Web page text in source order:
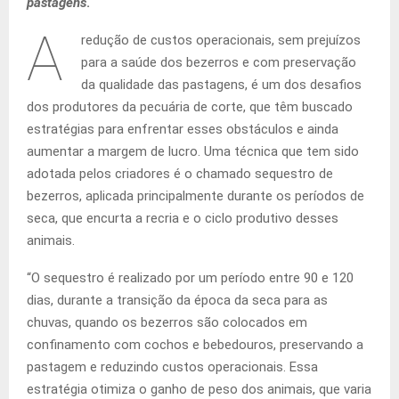
A
redução de custos operacionais, sem prejuízos
para a saúde dos bezerros e com preservação
da qualidade das pastagens, é um dos desafios
dos produtores da pecuária de corte, que têm buscado
estratégias para enfrentar esses obstáculos e ainda
aumentar a margem de lucro. Uma técnica que tem sido
adotada pelos criadores é o chamado sequestro de
bezerros, aplicada principalmente durante os períodos de
seca, que encurta a recria e o ciclo produtivo desses
animais.
“O sequestro é realizado por um período entre 90 e 120
dias, durante a transição da época da seca para as
chuvas, quando os bezerros são colocados em
confinamento com cochos e bebedouros, preservando a
pastagem e reduzindo custos operacionais. Essa
estratégia otimiza o ganho de peso dos animais, que varia